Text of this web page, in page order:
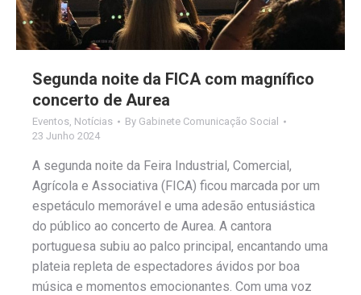
Segunda noite da FICA com magnífico
concerto de Aurea
Eventos Notícias By Gabinete Comunicação Social
23 Junho 2024
A segunda noite da Feira Industrial, Comercial,
Agrícola e Associativa (FICA) ficou marcada por um
espetáculo memorável e uma adesão entusiástica
do público ao concerto de Aurea. A cantora
portuguesa subiu ao palco principal, encantando uma
plateia repleta de espectadores ávidos por boa
música e momentos emocionantes. Com uma voz